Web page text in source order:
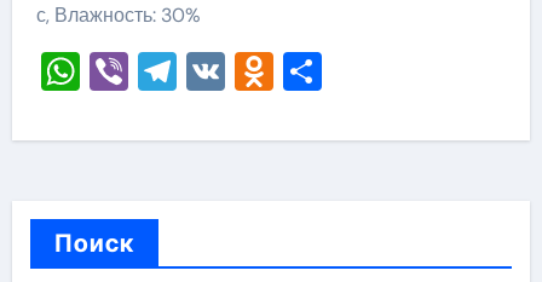
с, Влажность: 30%
WhatsApp
ViberTelegram
VKOdnoklassniki
Отправить
Поиск